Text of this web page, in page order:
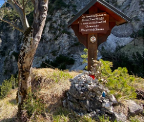
bis